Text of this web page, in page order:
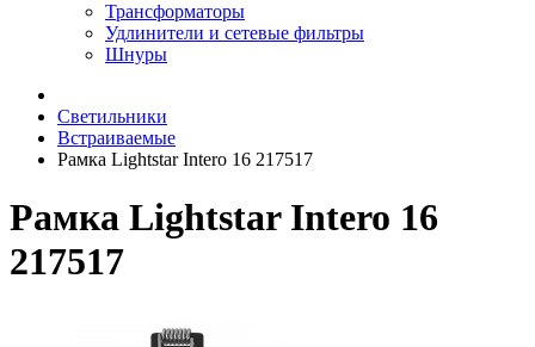
Трансформаторы
Удлинители и сетевые фильтры
Шнуры
Светильники
Встраиваемые
Рамка Lightstar Intero 16 217517
Рамка Lightstar Intero 16
217517